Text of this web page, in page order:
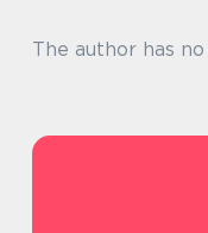
The author has